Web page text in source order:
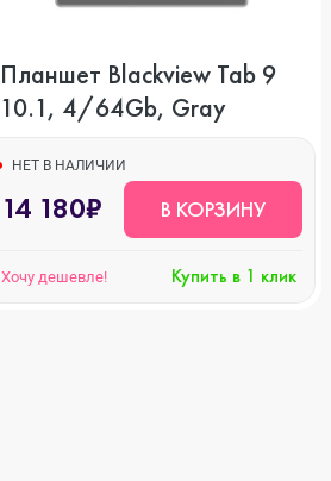
Планшет Blackview Tab 9
10.1, 4/64Gb, Gray
НЕТ В НАЛИЧИИ
14 180₽ В КОРЗИНУ
Хочу дешевле! Купить в 1 клик